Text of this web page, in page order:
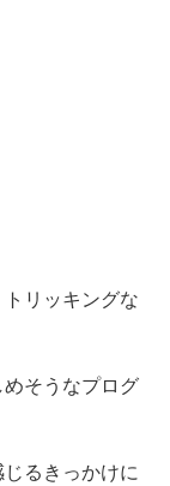
リッキングな
そうなプログ
るきっかけに